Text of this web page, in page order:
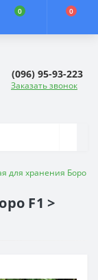
0 0
(096) 95-93-223
Заказать звонок
для хранения Боро F1
F1 >